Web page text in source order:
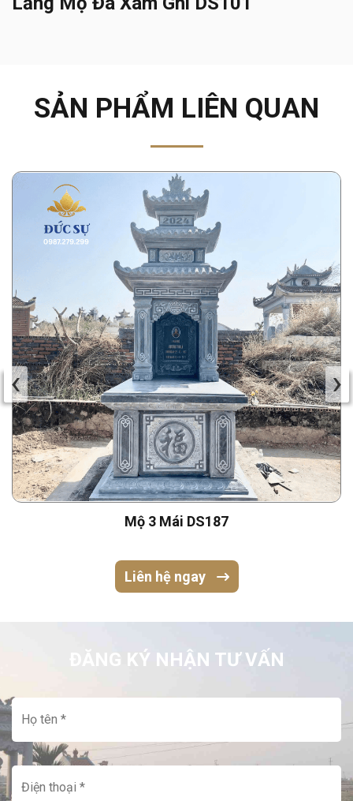
SẢN PHẨM LIÊN QUAN
Mộ 3 Mái DS187
Liên hệ ngay
‹ ›
ĐĂNG KÝ NHẬN TƯ VẤN